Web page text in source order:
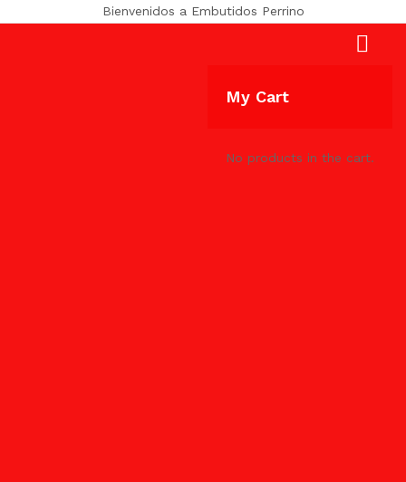
Bienvenidos a Embutidos Perrino
My Cart
No products in the cart.